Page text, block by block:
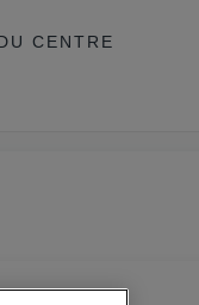
CENTRE